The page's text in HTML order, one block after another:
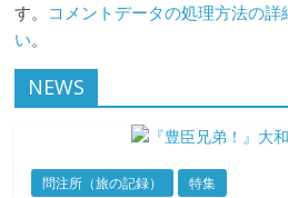
す。 コメントデータの処理方法の
い。
NEWS
問注所（旅の記録） 特集